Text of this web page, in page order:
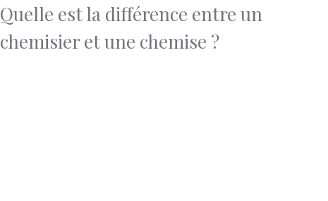
Quelle est la différence entre un
chemisier et une chemise ?